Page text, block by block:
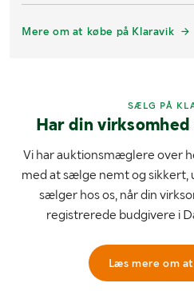
Mere om at købe på Klaravik
SÆLG PÅ
Har din
Vi har auktionsmæglere over
med at sælge nemt og sikkert,
sælger hos os, når din
registrerede budgivere i
Læs mere om